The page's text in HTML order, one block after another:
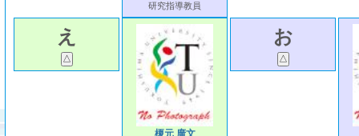
研究指導教員
え
榎元 廣文
お